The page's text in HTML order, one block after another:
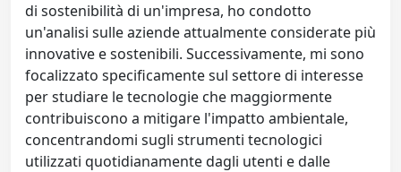
di sostenibilità di un'impresa, ho condotto
un'analisi sulle aziende attualmente considerate più
innovative e sostenibili. Successivamente, mi sono
focalizzato specificamente sul settore di interesse
per studiare le tecnologie che maggiormente
contribuiscono a mitigare l'impatto ambientale,
concentrandomi sugli strumenti tecnologici
utilizzati quotidianamente dagli utenti e dalle